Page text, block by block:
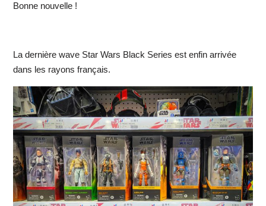
Bonne nouvelle !
La dernière wave Star Wars Black Series est enfin arrivée
dans les rayons français.